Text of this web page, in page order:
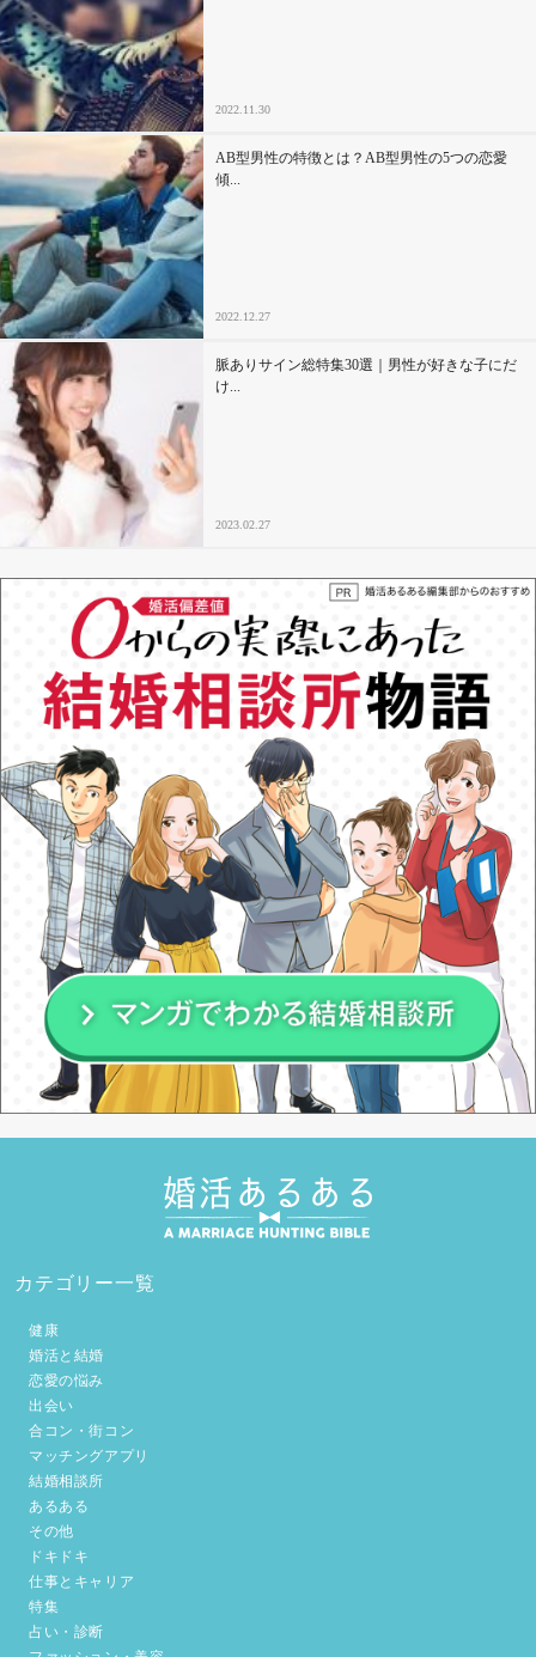
2022.11.30
AB型男性の特徴とは？AB型男性の5つの恋愛
傾...
2022.12.27
脈ありサイン総特集30選｜男性が好きな子にだ
け...
2023.02.27
カテゴリー一覧
健康
婚活と結婚
恋愛の悩み
出会い
合コン・街コン
マッチングアプリ
結婚相談所
あるある
その他
ドキドキ
仕事とキャリア
特集
占い・診断